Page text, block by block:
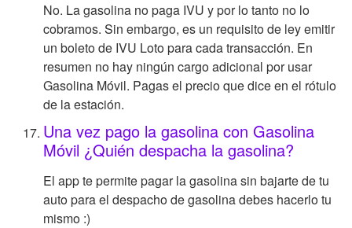
No. La gasolina no paga IVU y por lo tanto no lo
cobramos. Sin embargo, es un requisito de ley emitir
un boleto de IVU Loto para cada transacción. En
resumen no hay ningún cargo adicional por usar
Gasolina Móvil. Pagas el precio que dice en el rótulo
de la estación.
Una vez pago la gasolina con Gasolina
Móvil ¿Quién despacha la gasolina?
El app te permite pagar la gasolina sin bajarte de tu
auto para el despacho de gasolina debes hacerlo tu
mismo :)